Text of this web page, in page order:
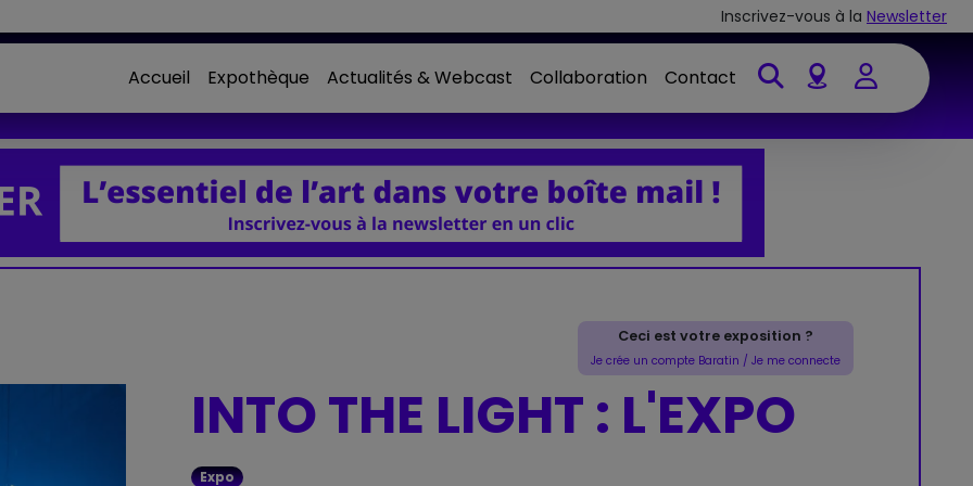
Inscrivez-vous à la Newsletter
Accueil Expothèque Actualités & Webcast Collaboration
Contact
Account
Ceci est votre exposition ?
Je crée un compte Baratin / Je me connecte
INTO THE LIGHT : L'EXPO
Expo